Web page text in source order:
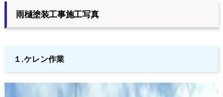
雨樋塗装工事施工写真
１.ケレン作業